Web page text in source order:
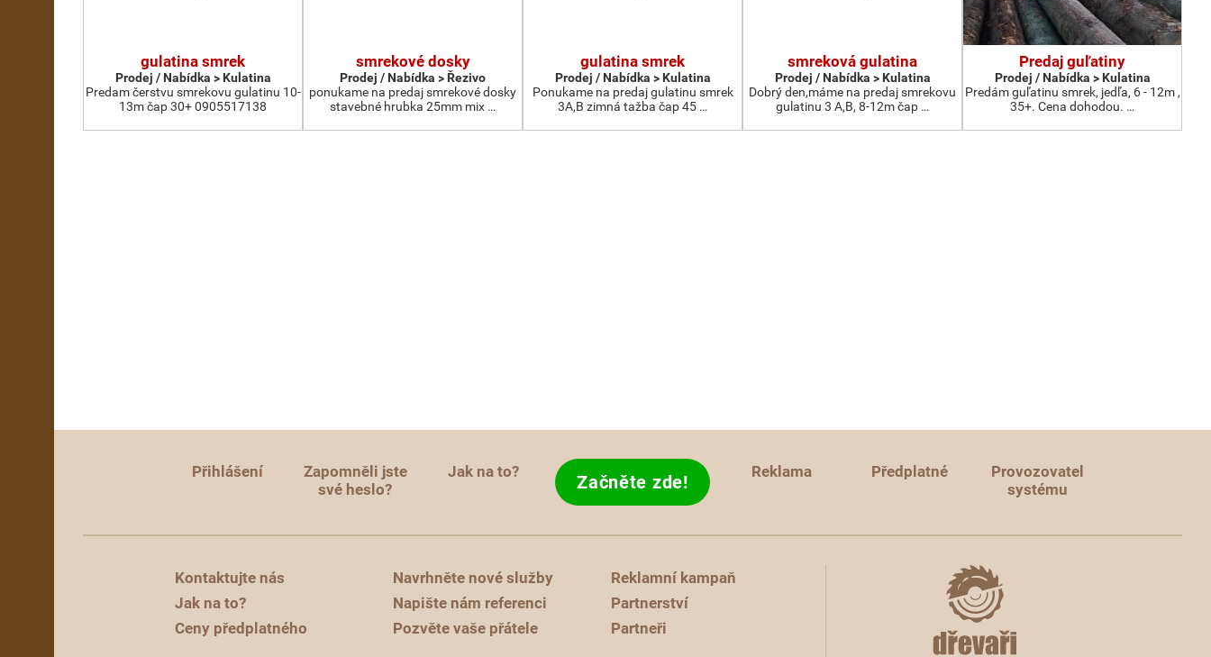
gulatina smrek
Prodej / Nabídka > Kulatina
Predam čerstvu smrekovu gulatinu 10-
13m čap 30+ 0905517138
smrekové dosky
Prodej / Nabídka > Řezivo
ponukame na predaj smrekové dosky
stavebné hrubka 25mm mix …
gulatina smrek
Prodej / Nabídka > Kulatina
Ponukame na predaj gulatinu smrek
3A,B zimná tažba čap 45 …
smreková gulatina
Prodej / Nabídka > Kulatina
Dobrý den,máme na predaj smrekovu
gulatinu 3 A,B, 8-12m čap …
Predaj guľatiny
Prodej / Nabídka > Kulatina
Predám guľatinu smrek, jedľa, 6 - 12m ,
35+. Cena dohodou. …
Přihlášení
Zapomněli jste
své heslo?
Jak na to? Začněte zde! Reklama Předplatné
Provozovatel
systému
Kontaktujte nás
Jak na to?
Ceny předplatného
Navrhněte nové služby
Napište nám referenci
Pozvěte vaše přátele
Reklamní kampaň
Partnerství
Partneři